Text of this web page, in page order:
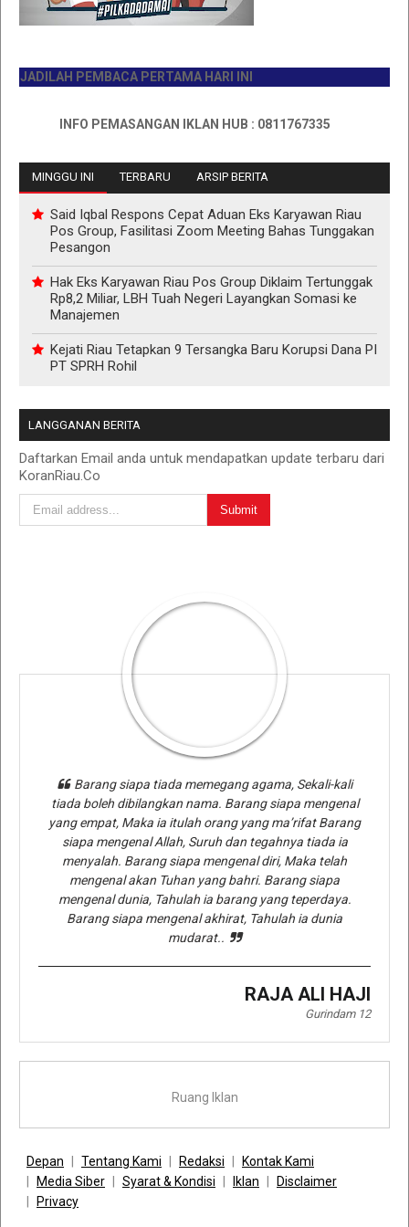
PEMBACA PERTAMA HARI INI
INFO PEMASANGAN IKLAN HUB : 0811767335
MINGGU INI TERBARU ARSIP BERITA
Said Iqbal Respons Cepat Aduan Eks Karyawan Riau
Pos Group, Fasilitasi Zoom Meeting Bahas Tunggakan
Pesangon
Hak Eks Karyawan Riau Pos Group Diklaim Tertunggak
Rp8,2 Miliar, LBH Tuah Negeri Layangkan Somasi ke
Manajemen
Kejati Riau Tetapkan 9 Tersangka Baru Korupsi Dana PI
PT SPRH Rohil
LANGGANAN BERITA
Daftarkan Email anda untuk mendapatkan update terbaru dari
KoranRiau.Co
Barang siapa tiada memegang agama, Sekali-kali
tiada boleh dibilangkan nama. Barang siapa mengenal
yang empat, Maka ia itulah orang yang ma’rifat Barang
siapa mengenal Allah, Suruh dan tegahnya tiada ia
menyalah. Barang siapa mengenal diri, Maka telah
mengenal akan Tuhan yang bahri. Barang siapa
mengenal dunia, Tahulah ia barang yang teperdaya.
Barang siapa mengenal akhirat, Tahulah ia dunia
mudarat..
RAJA ALI HAJI
Gurindam 12
Ruang Iklan
Depan Tentang Kami Redaksi
Kontak Kami
Media Siber
Syarat & Kondisi Iklan
Disclaimer
Privacy